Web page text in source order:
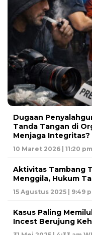
Dugaan
Tanda Tangan di
Menjaga Integritas?
10 Maret 2026 | 11:20
Aktivitas Tambang
Menggila, Hukum
15 Agustus 2025 | 9:49
Kasus Paling
Incest Berujung